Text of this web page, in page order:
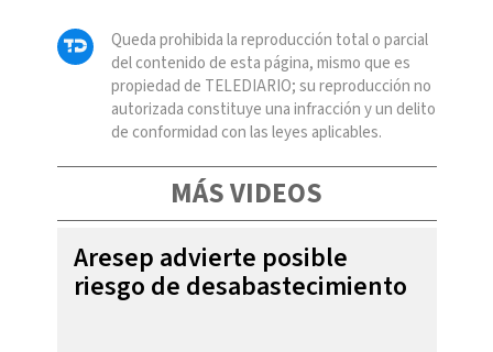
Queda prohibida la reproducción total o parcial
del contenido de esta página, mismo que es
propiedad de TELEDIARIO; su reproducción no
autorizada constituye una infracción y un delito
de conformidad con las leyes aplicables.
MÁS VIDEOS
Aresep advierte posible
riesgo de desabastecimiento